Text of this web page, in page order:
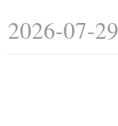
2026-07-29